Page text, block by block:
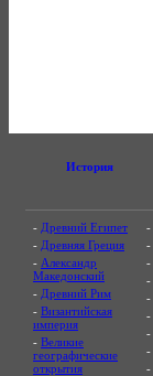
История
- Древний Египет
- Древняя Греция
- Александр
Македонский
- Древний Рим
- Византийская
империя
- Великие
географические
открытия
-
-
-
-
-
-
-
-
-